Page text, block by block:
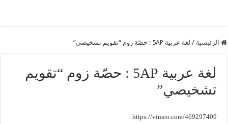
الرئيسية / لغة عربية 5AP : حصّة زوم “تقويم تشخيصي”
لغة عربية 5AP : حصّة زوم “تقويم
تشخيصي”
https://vimeo.com/469297409